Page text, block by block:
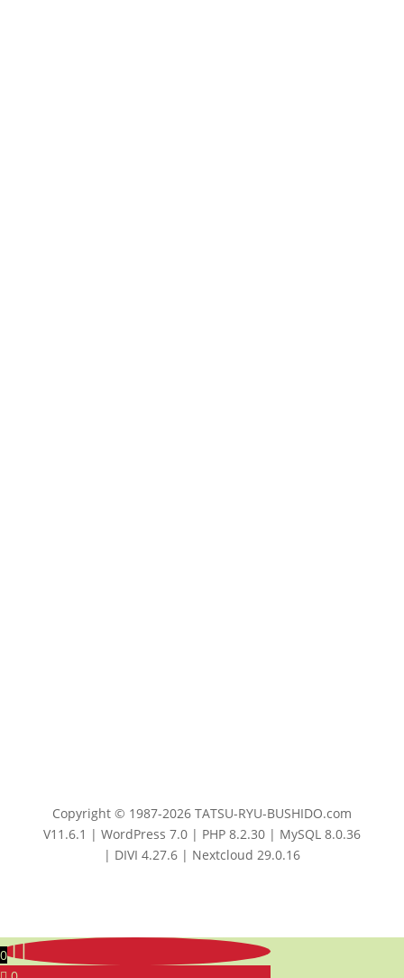
Copyright © 1987-2026 TATSU-RYU-BUSHIDO.com
V11.6.1 | WordPress 7.0 | PHP 8.2.30 | MySQL 8.0.36
| DIVI 4.27.6 | Nextcloud 29.0.16
0